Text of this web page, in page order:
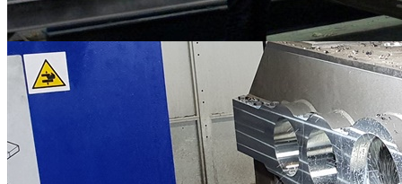
Lavorazioni Meccaniche